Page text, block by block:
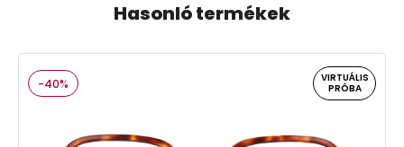
Hasonló termékek
-40%
VIRTUÁLIS
PRÓBA